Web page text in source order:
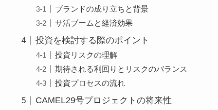
ブランドの成り立ちと背景
サ活ブームと経済効果
投資を検討する際のポイント
投資リスクの理解
期待される利回りとリスクのバランス
投資プロセスの流れ
CAMEL29号プロジェクトの将来性